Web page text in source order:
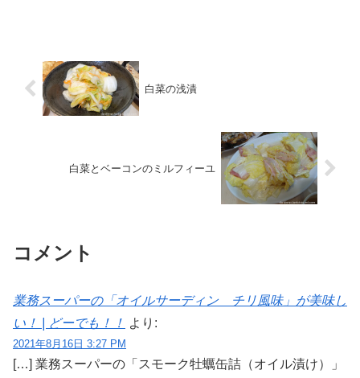
白菜の浅漬
白菜とベーコンのミルフィーユ
コメント
業務スーパーの「オイルサーディン チリ風味」が美味し
い！ | どーでも！！ より:
2021年8月16日 3:27 PM
[…] 業務スーパーの「スモーク牡蠣缶詰（オイル漬け）」